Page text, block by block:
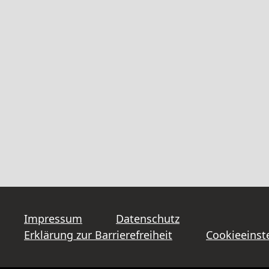
Impressum
Datenschutz
Erklärung zur Barrierefreiheit